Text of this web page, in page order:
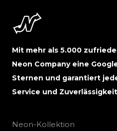
Mit mehr als 5.000
Neon Company eine
Sternen und garantiert
Service und
Neon-Kollektion